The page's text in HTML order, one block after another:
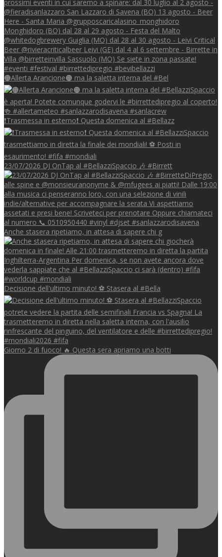
🟠Allerta Arancione🟠 ma la saletta interna del #Bel
❗Trasmessa in esterno❗ Questa domenica al #Bellazz
23/07/2026 DJ OnTap al #BellazziSpaccio 🎶 #Birrett
Anche stasera ripetiamo, in attesa di sapere chi g
Decisione dell'ultimo minuto! ⚽️ Stasera al #Bella
Giorno 2 di fuoco! 🔥 Questa sera apriamo una botti